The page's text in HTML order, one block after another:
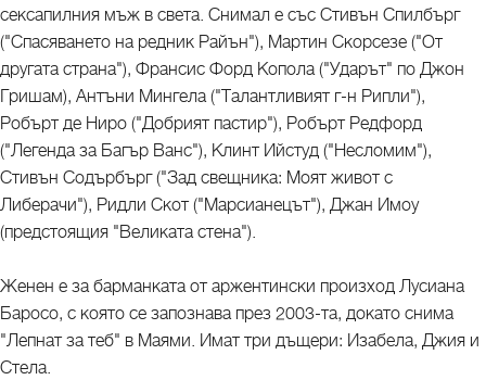
сексапилния мъж в света. Снимал е със Стивън Спилбърг
("Спасяването на редник Райън"), Мартин Скорсезе ("От
другата страна"), Франсис Форд Копола ("Ударът" по Джон
Гришам), Антъни Мингела ("Талантливият г-н Рипли"),
Робърт де Ниро ("Добрият пастир"), Робърт Редфорд
("Легенда за Багър Ванс"), Клинт Ийстуд ("Несломим"),
Стивън Содърбърг ("Зад свещника: Моят живот с
Либерачи"), Ридли Скот ("Марсианецът"), Джан Имоу
(предстоящия "Великата стена").
Женен е за барманката от аржентински произход Лусиана
Баросо, с която се запознава през 2003-та, докато снима
"Лепнат за теб" в Маями. Имат три дъщери: Изабела, Джия и
Стела.